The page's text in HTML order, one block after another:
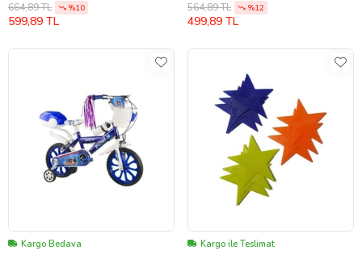
664,89 TL %10
599,89 TL
564,89 TL %12
499,89 TL
Kargo Bedava Kargo ile Teslimat